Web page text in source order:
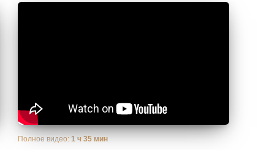
Полное видео: 1 ч 35 мин